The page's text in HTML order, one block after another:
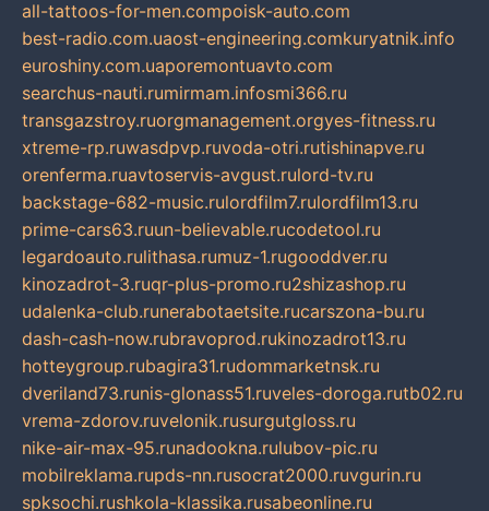
all-tattoos-for-men.compoisk-auto.com
best-radio.com.uaost-engineering.comkuryatnik.info
euroshiny.com.uaporemontuavto.com
searchus-nauti.rumirmam.infosmi366.ru
transgazstroy.ruorgmanagement.orgyes-fitness.ru
xtreme-rp.ruwasdpvp.ruvoda-otri.rutishinapve.ru
orenferma.ruavtoservis-avgust.rulord-tv.ru
backstage-682-music.rulordfilm7.rulordfilm13.ru
prime-cars63.ruun-believable.rucodetool.ru
legardoauto.rulithasa.rumuz-1.rugooddver.ru
kinozadrot-3.ruqr-plus-promo.ru2shizashop.ru
udalenka-club.runerabotaetsite.rucarszona-bu.ru
dash-cash-now.rubravoprod.rukinozadrot13.ru
hotteygroup.rubagira31.rudommarketnsk.ru
dveriland73.runis-glonass51.ruveles-doroga.rutb02.ru
vrema-zdorov.ruvelonik.rusurgutgloss.ru
nike-air-max-95.runadookna.rulubov-pic.ru
mobilreklama.rupds-nn.rusocrat2000.ruvgurin.ru
spksochi.rushkola-klassika.rusabeonline.ru